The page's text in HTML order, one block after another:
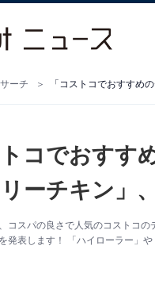
ーチ 「コストコでおすすめ
トコでおすす
ーチキン」
コスパの良さで人気のコストコ
発表します！ 「ハイローラー」